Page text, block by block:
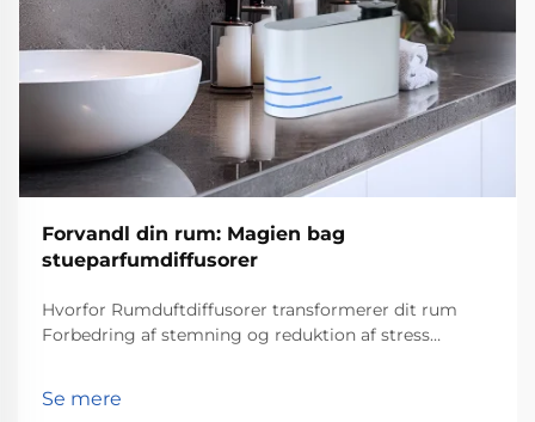
Forvandl din rum: Magien bag
stueparfumdiffusorer
Hvorfor Rumduftdiffusorer transformerer dit rum
Forbedring af stemning og reduktion af stress
psykologer har fundet ud af angående lugters
Se mere